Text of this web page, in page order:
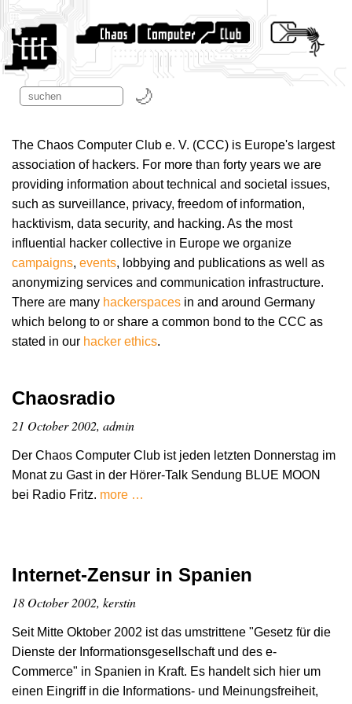
The Chaos Computer Club e. V. (CCC) is Europe's largest
association of hackers. For more than forty years we are
providing information about technical and societal issues,
such as surveillance, privacy, freedom of information,
hacktivism, data security, and hacking. As the most
influential hacker collective in Europe we organize
campaigns, events, lobbying and publications as well as
anonymizing services and communication infrastructure.
There are many hackerspaces in and around Germany
which belong to or share a common bond to the CCC as
stated in our hacker ethics.
Chaosradio
21 October 2002, admin
Der Chaos Computer Club ist jeden letzten Donnerstag im
Monat zu Gast in der Hörer-Talk Sendung BLUE MOON
bei Radio Fritz. more …
Internet-Zensur in Spanien
18 October 2002, kerstin
Seit Mitte Oktober 2002 ist das umstrittene "Gesetz für die
Dienste der Informationsgesellschaft und des e-
Commerce" in Spanien in Kraft. Es handelt sich hier um
einen Eingriff in die Informations- und Meinungsfreiheit,